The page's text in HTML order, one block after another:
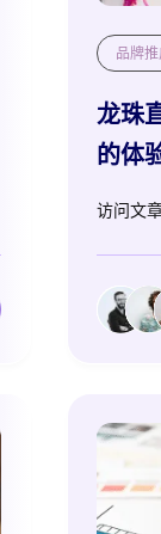
品牌
龙珠
的体
访问文